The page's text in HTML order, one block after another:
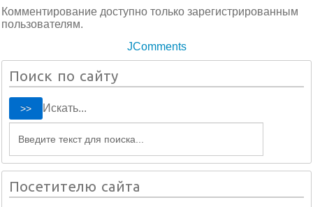
Комментирование доступно только зарегистрированным
пользователям.
JComments
Поиск по сайту
Искать...
Посетителю сайта